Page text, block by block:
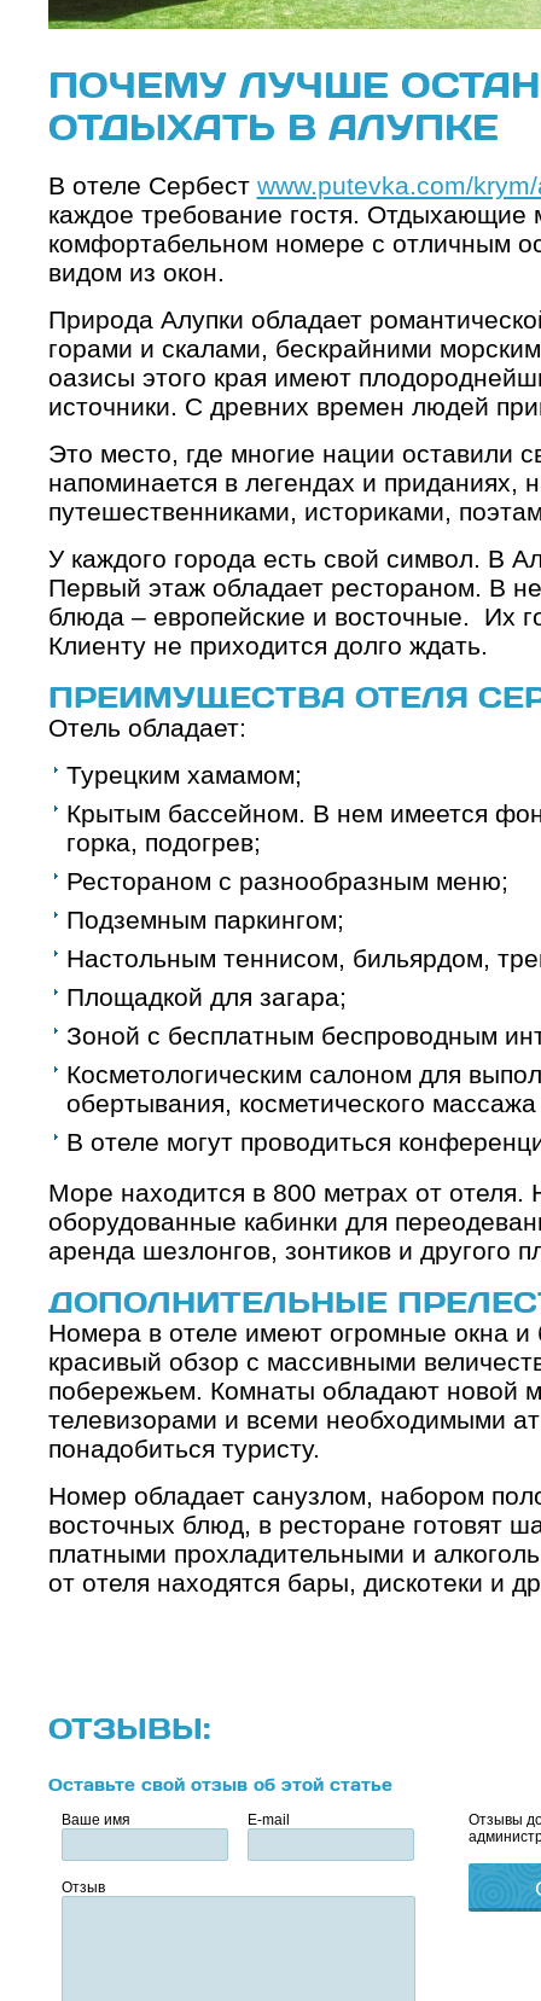
ПОЧЕМУ ЛУЧШЕ
ОТДЫХАТЬ В АЛУПКЕ
В отеле Сербест www.putevka.com/
каждое требование гостя. Отдыхающие
комфортабельном номере с отличным
видом из окон.
Природа Алупки обладает
горами и скалами, бескрайними
оазисы этого края имеют
источники. С древних времен людей
Это место, где многие нации оставили
напоминается в легендах и приданиях,
путешественниками, историками,
У каждого города есть свой символ. В
Первый этаж обладает рестораном. В
блюда – европейские и восточные. Их
Клиенту не приходится долго ждать.
ПРЕИМУЩЕСТВА ОТЕЛЯ
Отель обладает:
Турецким хамамом;
Крытым бассейном. В нем имеется
горка, подогрев;
Рестораном с разнообразным меню;
Подземным паркингом;
Настольным теннисом, бильярдом,
Площадкой для загара;
Зоной с бесплатным беспроводным
Косметологическим салоном для
обертывания, косметического
В отеле могут проводиться
Море находится в 800 метрах от отеля.
оборудованные кабинки для
аренда шезлонгов, зонтиков и другого
ДОПОЛНИТЕЛЬНЫЕ
Номера в отеле имеют огромные окна и
красивый обзор с массивными
побережьем. Комнаты обладают новой
телевизорами и всеми необходимыми
понадобиться туристу.
Номер обладает санузлом, набором
восточных блюд, в ресторане готовят
платными прохладительными и
от отеля находятся бары, дискотеки и
ОТЗЫВЫ:
Оставьте свой отзыв об этой статье
Ваше имя E-mail
Отзыв
Отзывы